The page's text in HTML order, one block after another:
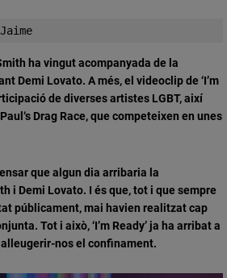
ha vingut acompanyada de la
Demi Lovato. A més, el videoclip de ‘I’m
de diverses artistes LGBT, així
Drag Race, que competeixen en unes
que algun dia arribaria la
i Demi Lovato. I és que, tot i que sempre
públicament, mai havien realitzat cap
Tot i això, ‘I’m Ready’ ja ha arribat a
nos el confinament.